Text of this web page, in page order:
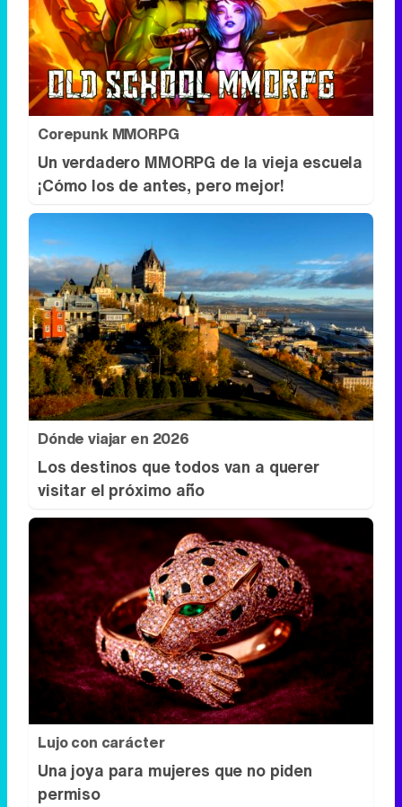
Corepunk MMORPG
Un verdadero MMORPG de la vieja escuela
¡Cómo los de antes, pero mejor!
Dónde viajar en 2026
Los destinos que todos van a querer
visitar el próximo año
Lujo con carácter
Una joya para mujeres que no piden
permiso